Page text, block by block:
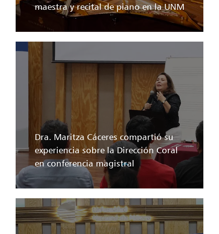
maestra y recital de piano en la UNM
Dra. Maritza Cáceres compartió su
experiencia sobre la Dirección Coral
en conferencia magistral